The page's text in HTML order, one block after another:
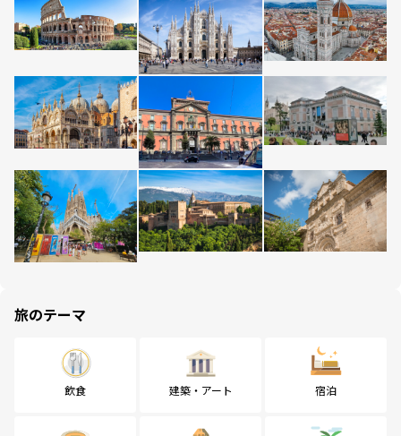
旅のテーマ
飲食 建築・アート 宿泊